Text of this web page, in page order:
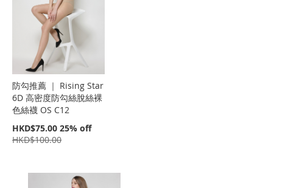
gallery
防勾推薦 ｜ Rising Star
6D 高密度防勾絲脫絲裸
色絲襪 OS C12
特
價
HKD$75.00 25% off
HKD$100.00